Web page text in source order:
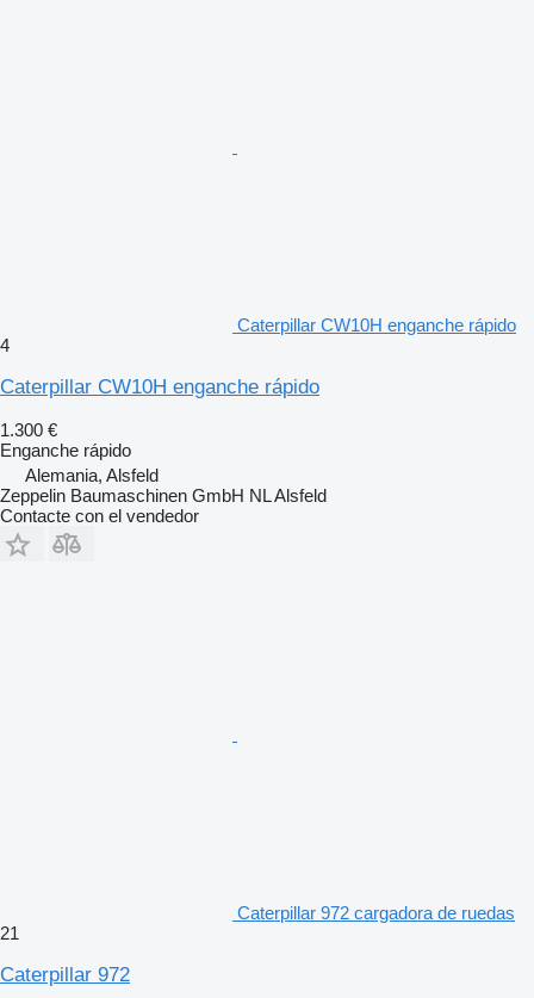
Caterpillar CW10H enganche rápido
4
Caterpillar CW10H enganche rápido
1.300 €
Enganche rápido
Alemania, Alsfeld
Zeppelin Baumaschinen GmbH NL Alsfeld
Contacte con el vendedor
Caterpillar 972 cargadora de ruedas
21
Caterpillar 972